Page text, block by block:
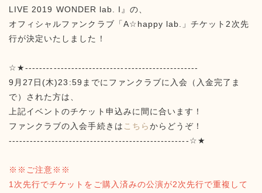
LIVE 2019 WONDER lab. I』の、
オフィシャルファンクラブ「A☆happy lab.」チケット2次先
行が決定いたしました！
☆★-------------------------------------------------
9月27日(木)23:59までにファンクラブに入会（入金完了ま
で）された方は、
上記イベントのチケット申込みに間に合います！
ファンクラブの入会手続きは こちらからどうぞ！
---------------------------------------------------☆★
※※ご注意※※
1次先行でチケットをご購入済みの公演が2次先行で重複して